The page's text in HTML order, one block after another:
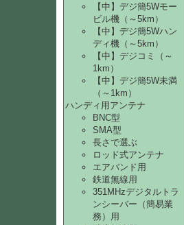
【中】デジ簡5Wモー
ビル機（～5km）
【中】デジ簡5Wハン
ディ機（～5km）
【中】デジコミ（～
1km）
【中】デジ簡5W未満
（～1km）
ハンディ用アンテナ
BNC型
SMA型
長さで選ぶ
ロッド式アンテナ
エアバンド用
鉄道無線用
351MHzデジタルトラ
ンシーバー（簡易業
務）用